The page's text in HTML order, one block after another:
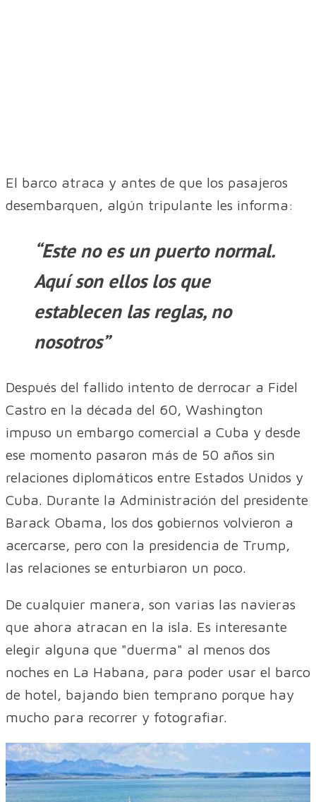
El barco atraca y antes de que los pasajeros
desembarquen, algún tripulante les informa:
“Este no es un puerto normal.
Aquí son ellos los que
establecen las reglas, no
nosotros”
Después del fallido intento de derrocar a Fidel
Castro en la década del 60, Washington
impuso un embargo comercial a Cuba y desde
ese momento pasaron más de 50 años sin
relaciones diplomáticos entre Estados Unidos y
Cuba. Durante la Administración del presidente
Barack Obama, los dos gobiernos volvieron a
acercarse, pero con la presidencia de Trump,
las relaciones se enturbiaron un poco.
De cualquier manera, son varias las navieras
que ahora atracan en la isla. Es interesante
elegir alguna que "duerma" al menos dos
noches en La Habana, para poder usar el barco
de hotel, bajando bien temprano porque hay
mucho para recorrer y fotografiar.